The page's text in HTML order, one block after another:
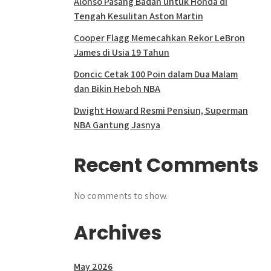
Tengah Kesulitan Aston Martin
Cooper Flagg Memecahkan Rekor LeBron
James di Usia 19 Tahun
Doncic Cetak 100 Poin dalam Dua Malam
dan Bikin Heboh NBA
Dwight Howard Resmi Pensiun, Superman
NBA Gantung Jasnya
Recent Comments
No comments to show.
Archives
May 2026